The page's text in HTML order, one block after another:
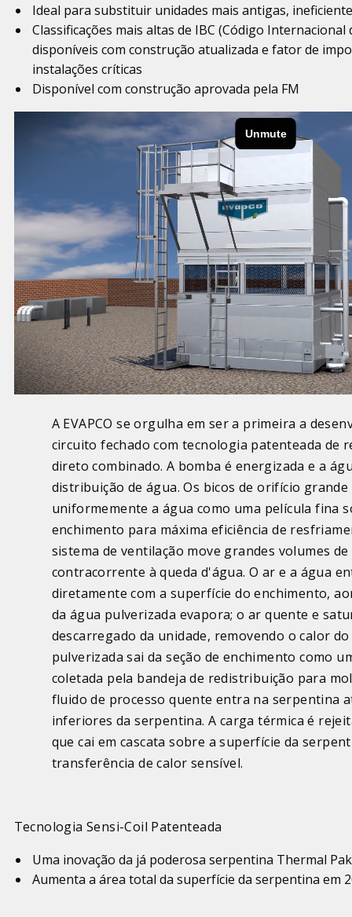
Ideal para substituir unidades mais antigas,
Classificações mais altas de IBC (Código
disponíveis com construção atualizada e fator de
instalações críticas
Disponível com construção aprovada pela FM
A EVAPCO se orgulha em ser a primeira a
circuito fechado com tecnologia patenteada de
direto combinado. A bomba é energizada e a
distribuição de água. Os bicos de orifício
uniformemente a água como uma película fina
enchimento para máxima eficiência de
sistema de ventilação move grandes volumes
contracorrente à queda d'água. O ar e a água
diretamente com a superfície do enchimento,
da água pulverizada evapora; o ar quente e
descarregado da unidade, removendo o calor
pulverizada sai da seção de enchimento como
coletada pela bandeja de redistribuição para
fluido de processo quente entra na serpentina
inferiores da serpentina. A carga térmica é
que cai em cascata sobre a superfície da
transferência de calor sensível.
Tecnologia Sensi-Coil Patenteada
Uma inovação da já poderosa serpentina Thermal
Aumenta a área total da superfície da serpentina em